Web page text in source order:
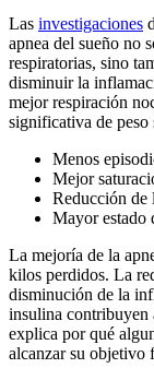
Las investigaciones
apnea del sueño no
respiratorias, sino
disminuir la
mejor respiración
significativa de peso
Menos
Mejor
Reducción de
Mayor estado
La mejoría de la
kilos perdidos. La
disminución de la
insulina contribuyen
explica por qué
alcanzar su objetivo